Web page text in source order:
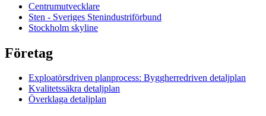
Centrumutvecklare
Sten - Sveriges Stenindustriförbund
Stockholm skyline
Företag
Exploatörsdriven planprocess: Byggherredriven detaljplan
Kvalitetssäkra detaljplan
Överklaga detaljplan